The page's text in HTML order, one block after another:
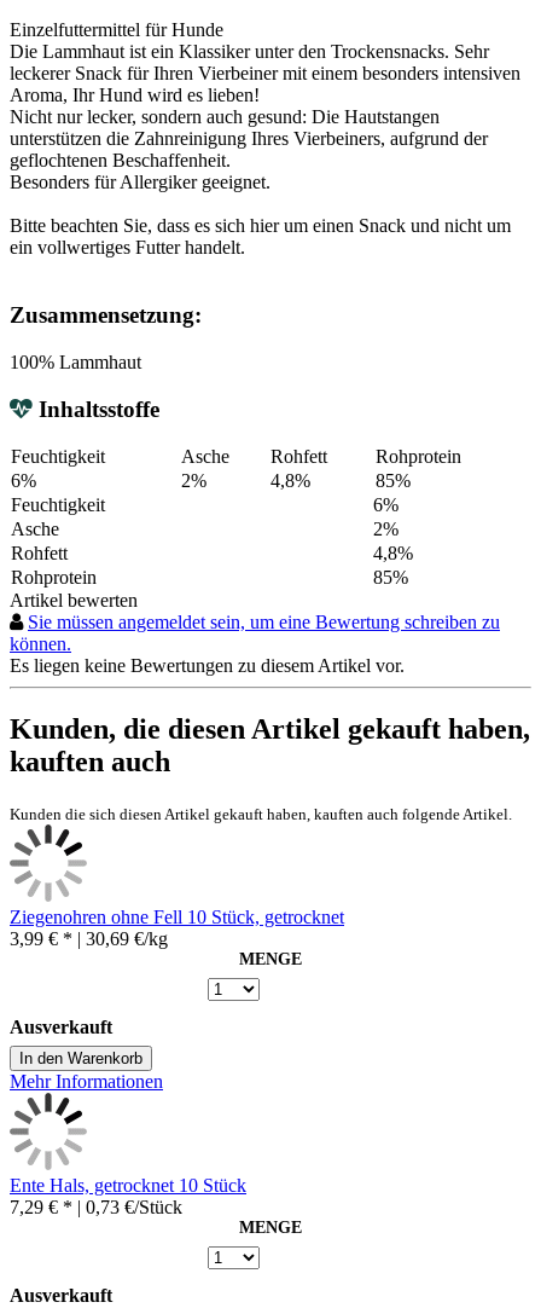
Einzelfuttermittel für Hunde
Die Lammhaut ist ein Klassiker unter den Trockensnacks. Sehr
leckerer Snack für Ihren Vierbeiner mit einem besonders intensiven
Aroma, Ihr Hund wird es lieben!
Nicht nur lecker, sondern auch gesund: Die Hautstangen
unterstützen die Zahnreinigung Ihres Vierbeiners, aufgrund der
geflochtenen Beschaffenheit.
Besonders für Allergiker geeignet.
Bitte beachten Sie, dass es sich hier um einen Snack und nicht um
ein vollwertiges Futter handelt.
Zusammensetzung:
100% Lammhaut
Inhaltsstoffe
Feuchtigkeit Asche Rohfett
Rohprotein
6%
2% 4,8%
85%
Feuchtigkeit
6%
Asche
2%
Rohfett
4,8%
Rohprotein
85%
Artikel bewerten
Sie müssen angemeldet sein, um eine Bewertung schreiben zu
können.
Es liegen keine Bewertungen zu diesem Artikel vor.
Kunden, die diesen Artikel gekauft haben,
kauften auch
Kunden die sich diesen Artikel gekauft haben, kauften auch folgende Artikel.
Ziegenohren ohne Fell 10 Stück, getrocknet
3,99 € * | 30,69 €/kg
MENGE
Ausverkauft
In den Warenkorb
Mehr Informationen
Ente Hals, getrocknet 10 Stück
7,29 € * | 0,73 €/Stück
MENGE
Ausverkauft